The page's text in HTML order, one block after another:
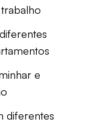
e
diferentes